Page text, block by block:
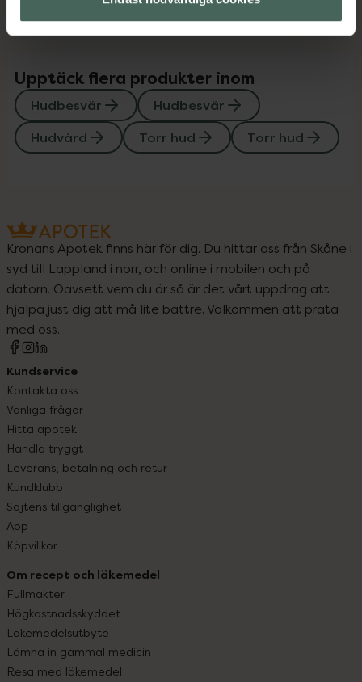
Upptäck flera produkter inom
Hudbesvär
Hudbesvär
Hudvård
Torr hud Torr hud
Kronans Apotek finns här för dig. Du hittar oss från Skåne i
syd till Lappland i norr, och online i mobilen och på
datorn. Oavsett vem du är så är det vårt uppdrag att
hjälpa just dig att må lite bättre. Välkommen att prata
med oss.
Kundservice
Kontakta oss
Vanliga frågor
Hitta apotek
Handla tryggt
Leverans, betalning och retur
Kundklubb
Sajtens tillgänglighet
App
Köpvillkor
Om recept och läkemedel
Fullmakter
Högkostnadsskyddet
Läkemedelsutbyte
Lämna in gammal medicin
Resa med läkemedel